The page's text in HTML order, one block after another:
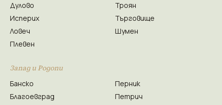
Дулово
Исперих
Ловеч
Плевен
Троян
Търговище
Шумен
Запад и Родопи
Банско
Благоевград
Перник
Петрич